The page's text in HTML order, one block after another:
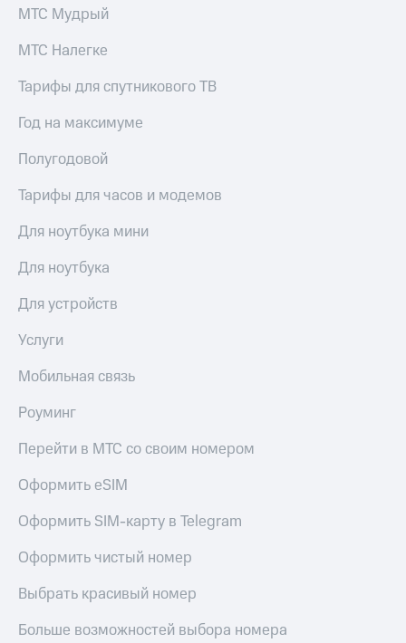
МТС Мудрый
МТС Налегке
Тарифы для спутникового ТВ
Год на максимуме
Полугодовой
Тарифы для часов и модемов
Для ноутбука мини
Для ноутбука
Для устройств
Услуги
Мобильная связь
Роуминг
Перейти в МТС со своим номером
Оформить eSIM
Оформить SIM-карту в Telegram
Оформить чистый номер
Выбрать красивый номер
Больше возможностей выбора номера